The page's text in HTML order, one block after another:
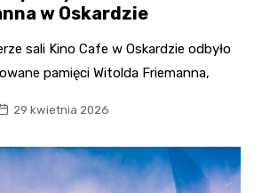
w Oskardzie
sali Kino Cafe w Oskardzie odbyło
pamięci Witolda Friemanna,
29 kwietnia 2026